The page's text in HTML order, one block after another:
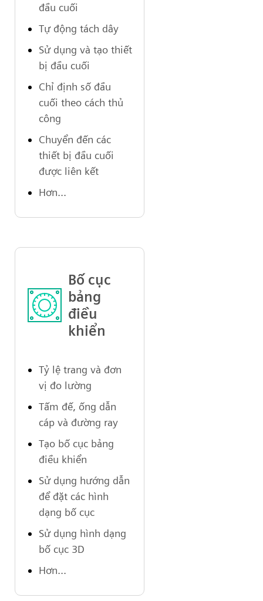
đầu cuối
Tự động tách dây
Sử dụng và tạo thiết
bị đầu cuối
Chỉ định số đầu
cuối theo cách thủ
công
Chuyển đến các
thiết bị đầu cuối
được liên kết
Hơn...
Bố cục
bảng
điều
khiển
Tỷ lệ trang và đơn
vị đo lường
Tấm đế, ống dẫn
cáp và đường ray
Tạo bố cục bảng
điều khiển
Sử dụng hướng dẫn
để đặt các hình
dạng bố cục
Sử dụng hình dạng
bố cục 3D
Hơn...